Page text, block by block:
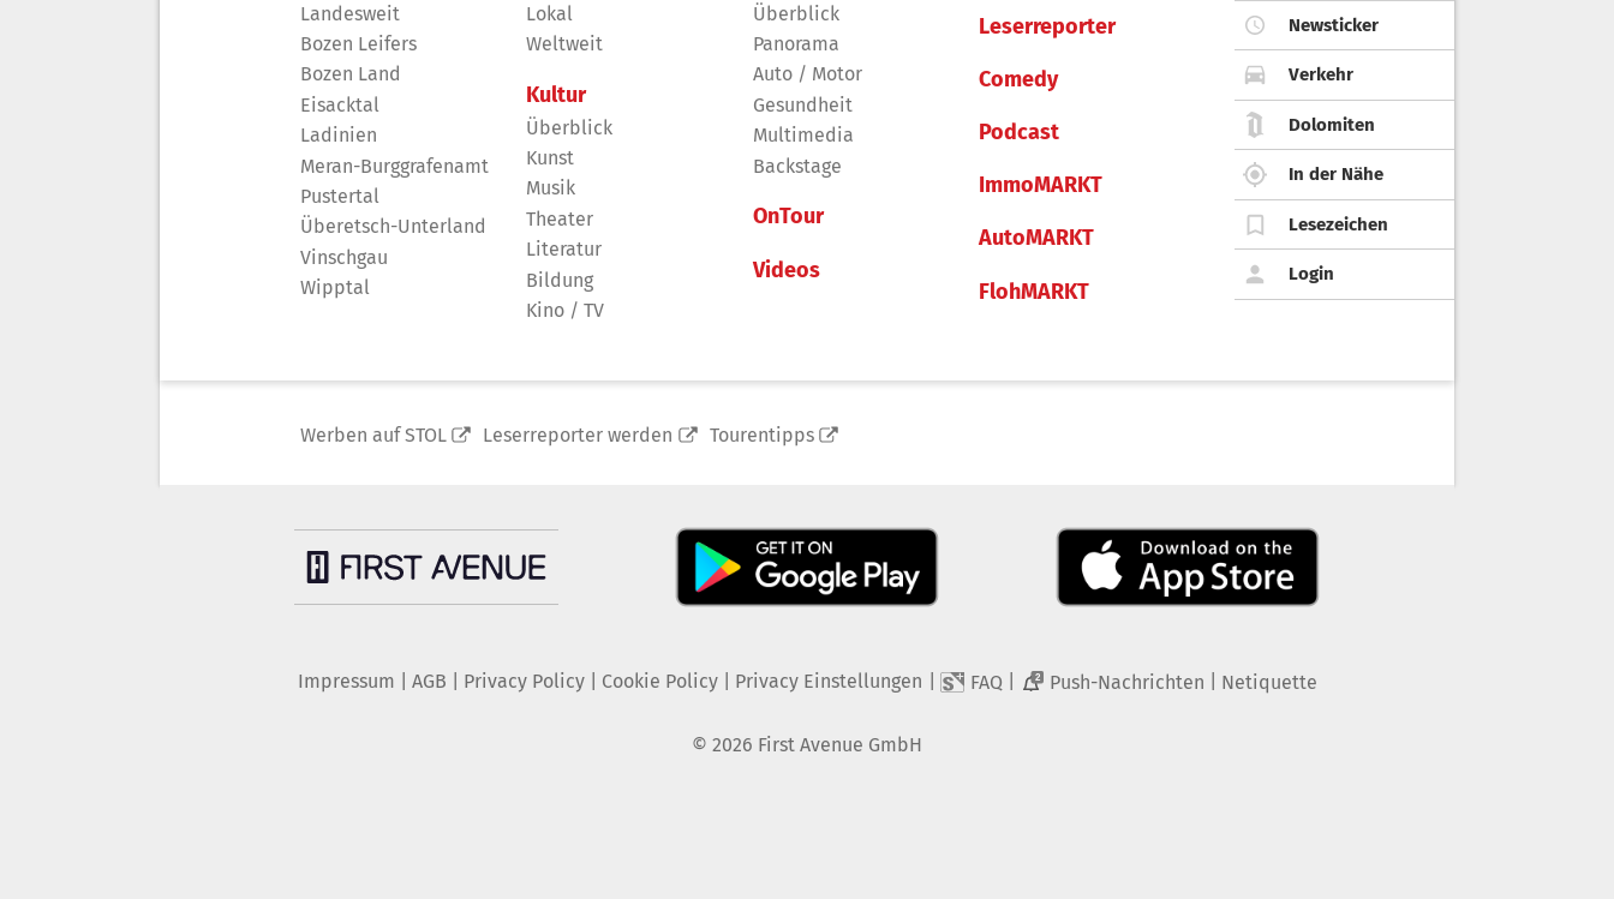
Landesweit
Bozen Leifers
Bozen Land
Eisacktal
Ladinien
Meran-Burggrafenamt
Pustertal
Überetsch-Unterland
Vinschgau
Wipptal
Lokal
Weltweit
Kultur
Überblick
Kunst
Musik
Theater
Literatur
Bildung
Kino / TV
Überblick
Panorama
Auto / Motor
Gesundheit
Multimedia
Backstage
OnTour
Videos
Leserreporter
Comedy
Podcast
ImmoMARKT
AutoMARKT
FlohMARKT
Newsticker
Verkehr
Dolomiten
In der Nähe
Lesezeichen
Login
Werben auf STOL Leserreporter werden Tourentipps
Impressum AGB Privacy Policy| Cookie Policy| Privacy Einstellungen FAQ 2 Push-Nachrichten Netiquette
© 2026 First Avenue GmbH